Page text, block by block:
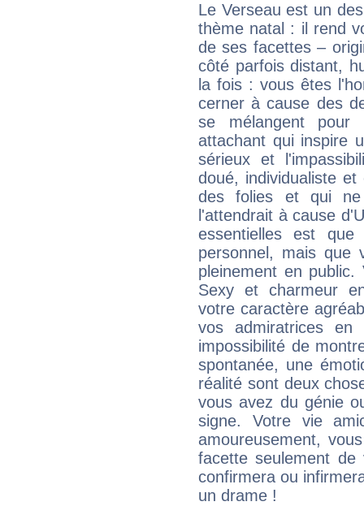
Le Verseau est un
thème natal : il rend
de ses facettes –
côté parfois distant,
la fois : vous êtes
cerner à cause des
se mélangent
attachant qui inspire
sérieux et
doué, individualiste
des folies et qui
l'attendrait à cause
essentielles est
personnel, mais que
pleinement en
Sexy et charmeur
votre caractère
vos admiratrices
impossibilité de
spontanée, une
réalité sont deux
vous avez du génie
signe. Votre vie
amoureusement,
facette seulement
confirmera ou
un drame !